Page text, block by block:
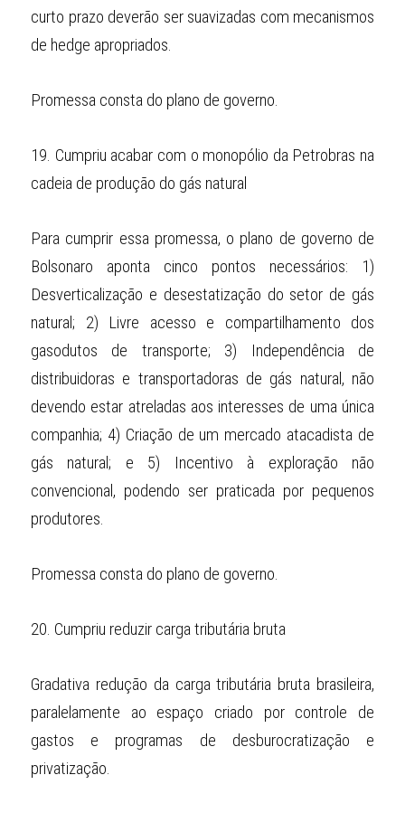
curto prazo deverão ser suavizadas com mecanismos
de hedge apropriados.
Promessa consta do plano de governo.
19. Cumpriu acabar com o monopólio da Petrobras na
cadeia de produção do gás natural
Para cumprir essa promessa, o plano de governo de
Bolsonaro aponta cinco pontos necessários: 1)
Desverticalização e desestatização do setor de gás
natural; 2) Livre acesso e compartilhamento dos
gasodutos de transporte; 3) Independência de
distribuidoras e transportadoras de gás natural, não
devendo estar atreladas aos interesses de uma única
companhia; 4) Criação de um mercado atacadista de
gás natural; e 5) Incentivo à exploração não
convencional, podendo ser praticada por pequenos
produtores.
Promessa consta do plano de governo.
20. Cumpriu reduzir carga tributária bruta
Gradativa redução da carga tributária bruta brasileira,
paralelamente ao espaço criado por controle de
gastos e programas de desburocratização e
privatização.